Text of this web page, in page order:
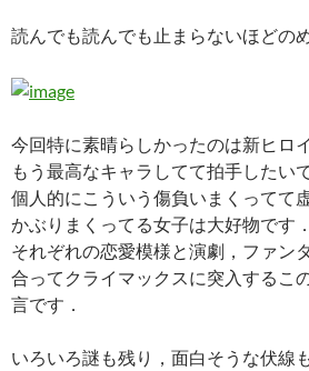
読んでも読んでも止まらないほどの
今回特に素晴らしかったのは新ヒロ
もう最高なキャラしてて拍手したい
個人的にこういう傷負いまくってて
かぶりまくってる女子は大好物です．
それぞれの恋愛模様と演劇，ファン
合ってクライマックスに突入するこ
言です．
いろいろ謎も残り，面白そうな伏線